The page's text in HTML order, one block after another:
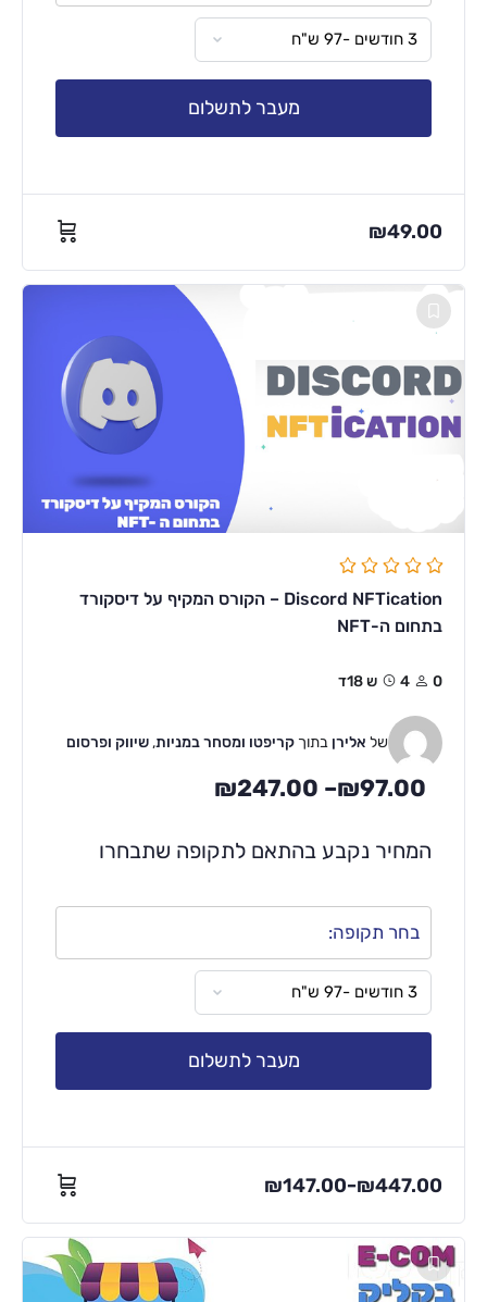
מעבר לתשלום
₪49.00
Discord NFTication – הקורס המקיף על דיסקורד
בתחום ה-NFT
0 4ש 18ד
של אלירן בתוך קריפטו ומסחר במניות, שיווק ופרסום
₪97.00
–
₪247.00
המחיר נקבע בהתאם לתקופה שתבחרו
בחר תקופה:
מעבר לתשלום
₪147.00–₪447.00